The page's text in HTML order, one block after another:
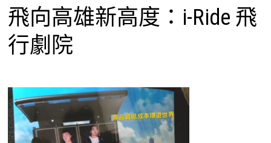
飛向高雄新高度：i-Ride 飛
行劇院